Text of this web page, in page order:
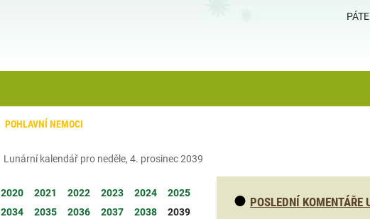
POHLAVNÍ NEMOCI
Lunární kalendář pro neděle, 4. prosinec 2039
2020 2021 2022 2023 2024
2025
2034 2035 2036 2037 2038
2039
POSLEDNÍ KOMENTÁŘE